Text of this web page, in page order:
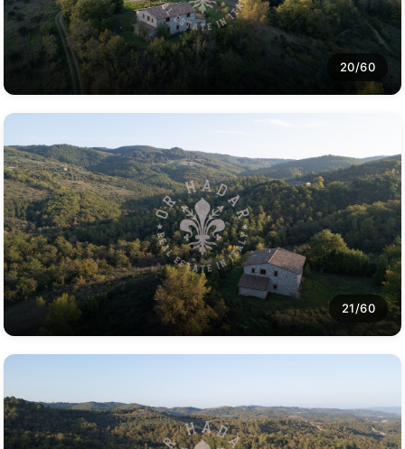
20/60
21/60